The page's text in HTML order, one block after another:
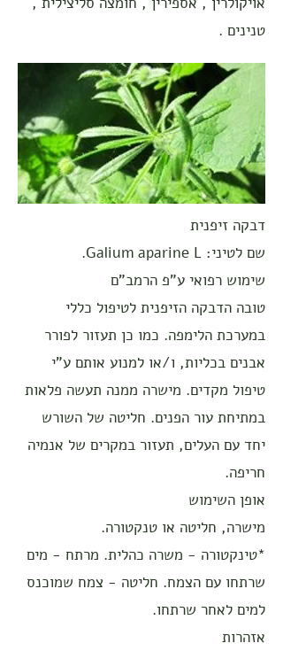
טנינים .
דבקה זיפנית
שם לטיני: Galium aparine L.
שימוש רפואי ע"פ הרמב"ם
טובה הדבקה הזיפנית לטיפול כללי
במערכת הלימפה. כמו כן תעזור לפורר
אבנים בכליות, ו/או למנוע אותם ע"י
טיפול מקדים. מישרה ממנה תעשה פלאות
במתיחת עור הפנים. חליטה של השורש
יחד עם העלים, תעזור במקרים של אנמיה
חריפה.
אופן השימוש
מישרה, חליטה או טנקטורה.
*טינקטורה - משרה כהלית. מרתח - מים
שרתחו עם הצמח. חליטה - צמח שמוכנס
למים לאחר שרתחו.
אזהרות